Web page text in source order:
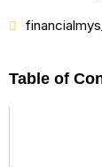
Table of